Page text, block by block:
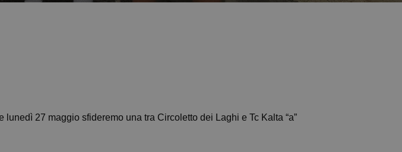
lunedì 27 maggio sfideremo una tra Circoletto dei Laghi e Tc Kalta “a”